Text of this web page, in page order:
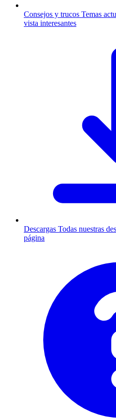
Consejos y trucos Temas
vista interesantes
Descargas Todas nuestras
página